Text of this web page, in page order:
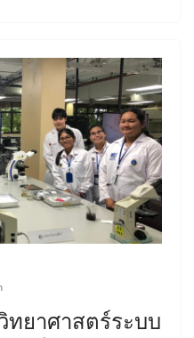
ยาศาสตร์ระบบ